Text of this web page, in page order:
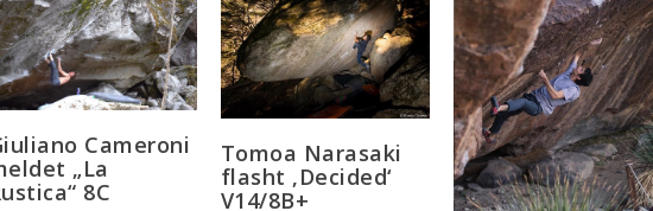
Cameroni
„La
8C
Tomoa Narasaki
flasht ‚Decided‘
V14/8B+